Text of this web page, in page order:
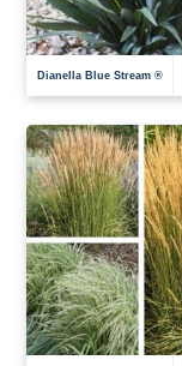
Dianella Blue Stream ®